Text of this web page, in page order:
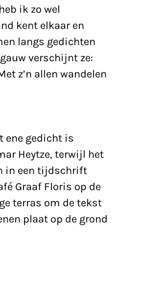
ik zo wel
kent elkaar en
langs gedichten
verschijnt ze:
z’n allen wandelen
ene gedicht is
Heytze, terwijl het
in een tijdschrift
Graaf Floris op de
terras om de tekst
plaat op de grond